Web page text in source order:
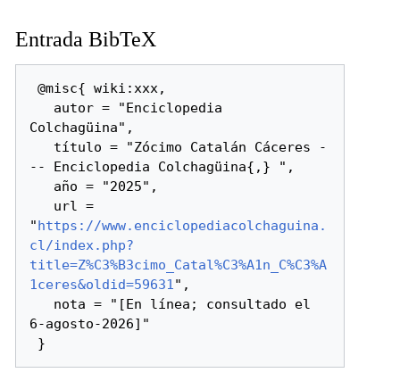
Entrada BibTeX
@misc{ wiki:xxx,
Colchagüina",
-- Enciclopedia Colchagüina{,} ",
"https://www.enciclopediacolchaguina.
cl/index.php?
title=Z%C3%B3cimo_Catal%C3%A1n_C%C3%A
1ceres&oldid=59631",
6-agosto-2026]"